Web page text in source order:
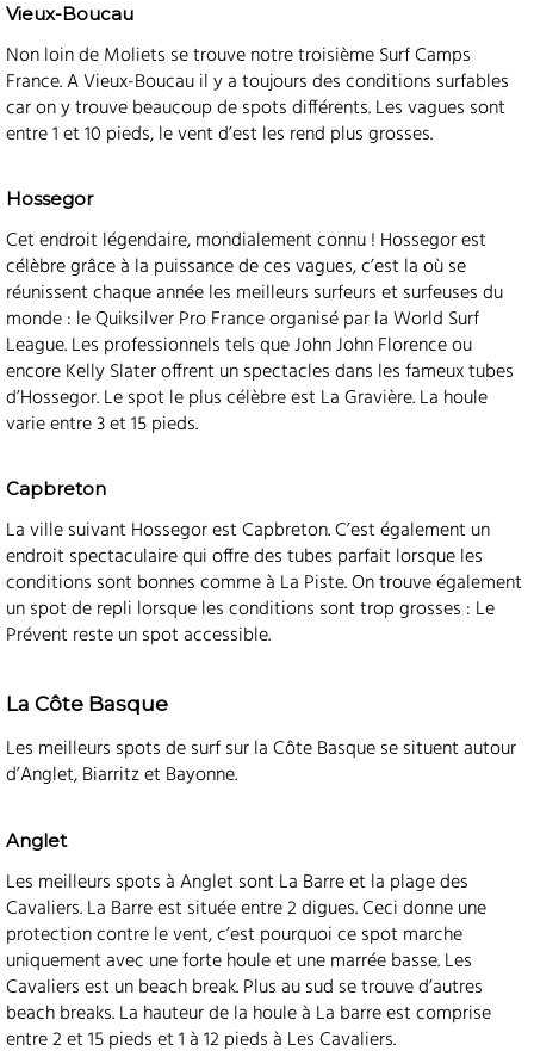
Vieux-Boucau
Non loin de Moliets se trouve notre troisième Surf Camps
France. A Vieux-Boucau il y a toujours des conditions surfables
car on y trouve beaucoup de spots différents. Les vagues sont
entre 1 et 10 pieds, le vent d’est les rend plus grosses.
Hossegor
Cet endroit légendaire, mondialement connu ! Hossegor est
célèbre grâce à la puissance de ces vagues, c’est la où se
réunissent chaque année les meilleurs surfeurs et surfeuses du
monde : le Quiksilver Pro France organisé par la World Surf
League. Les professionnels tels que John John Florence ou
encore Kelly Slater offrent un spectacles dans les fameux tubes
d’Hossegor. Le spot le plus célèbre est La Gravière. La houle
varie entre 3 et 15 pieds.
Capbreton
La ville suivant Hossegor est Capbreton. C’est également un
endroit spectaculaire qui offre des tubes parfait lorsque les
conditions sont bonnes comme à La Piste. On trouve également
un spot de repli lorsque les conditions sont trop grosses : Le
Prévent reste un spot accessible.
La Côte Basque
Les meilleurs spots de surf sur la Côte Basque se situent autour
d’Anglet, Biarritz et Bayonne.
Anglet
Les meilleurs spots à Anglet sont La Barre et la plage des
Cavaliers. La Barre est située entre 2 digues. Ceci donne une
protection contre le vent, c’est pourquoi ce spot marche
uniquement avec une forte houle et une marrée basse. Les
Cavaliers est un beach break. Plus au sud se trouve d’autres
beach breaks. La hauteur de la houle à La barre est comprise
entre 2 et 15 pieds et 1 à 12 pieds à Les Cavaliers.